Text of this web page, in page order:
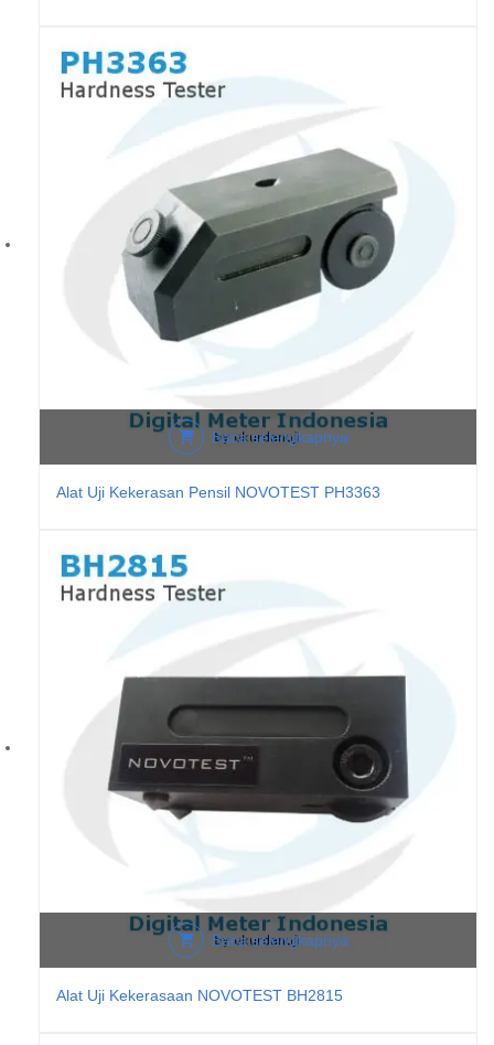
Baca selengkapnya
Alat Uji Kekerasan Pensil NOVOTEST PH3363
Baca selengkapnya
Alat Uji Kekerasaan NOVOTEST BH2815